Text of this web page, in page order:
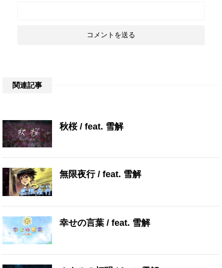
関連記事
秋桜 / feat. 雪解
無限夜行 / feat. 雪解
幸せの言葉 / feat. 雪解